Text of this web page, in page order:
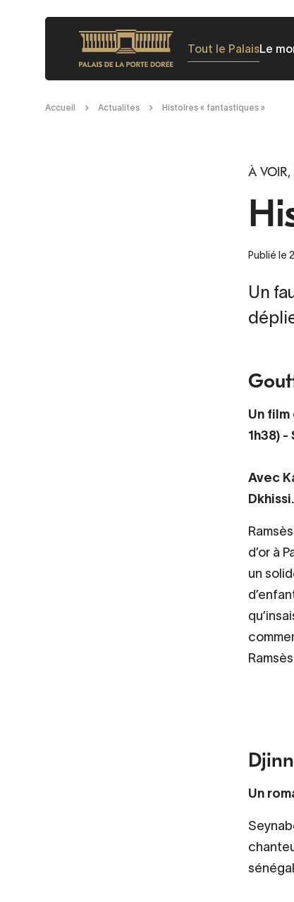
principal
Tout le PalaisLe
Fil
Accueil Actualites Histoires « fantastiques »
À VOIR,
Publié le
Un
Un
1h38) -
Avec
Dkhissi.
d’or à
un
Un